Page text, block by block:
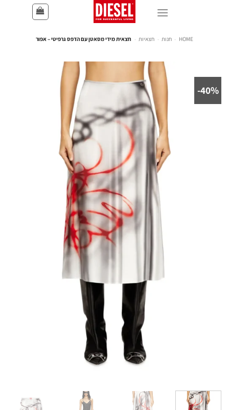
HOME
- חנות - חצאיות - חצאית מידי מסאטן עם הדפס גרפיטי – אפור
40%-